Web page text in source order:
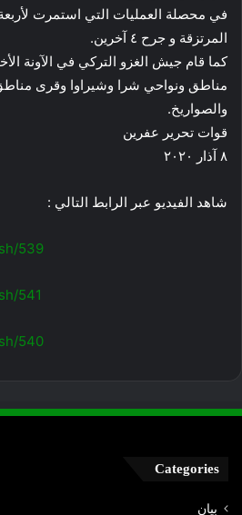
المرتزقة و جرح ٤ آخرين.
كما قام جيش الغزو التركي في الآونة
مناطق ونواحي شرا وشيراوا وقرى مناطق
والصواريخ.
قوات تحرير عفرين
٨ آذار ٢٠٢٠
شاهد الفيديو عبر الرابط التالي :
539
541
540
Categories
بيان